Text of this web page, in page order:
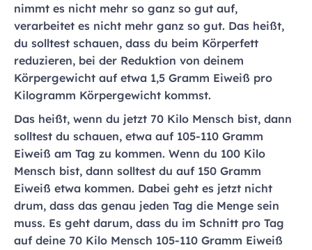
nimmt es nicht mehr so ganz so gut auf,
verarbeitet es nicht mehr ganz so gut. Das heißt,
du solltest schauen, dass du beim Körperfett
reduzieren, bei der Reduktion von deinem
Körpergewicht auf etwa 1,5 Gramm Eiweiß pro
Kilogramm Körpergewicht kommst.
Das heißt, wenn du jetzt 70 Kilo Mensch bist, dann
solltest du schauen, etwa auf 105-110 Gramm
Eiweiß am Tag zu kommen. Wenn du 100 Kilo
Mensch bist, dann solltest du auf 150 Gramm
Eiweiß etwa kommen. Dabei geht es jetzt nicht
drum, dass das genau jeden Tag die Menge sein
muss. Es geht darum, dass du im Schnitt pro Tag
auf deine 70 Kilo Mensch 105-110 Gramm Eiweiß